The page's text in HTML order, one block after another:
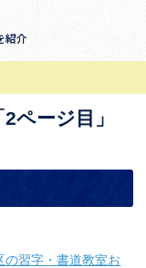
紹介
ページ目」
の習字・書道教室お